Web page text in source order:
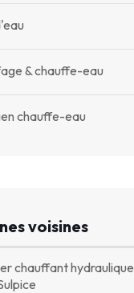
& chauffe-eau
chauffe-eau
voisines
chauffant hydraulique